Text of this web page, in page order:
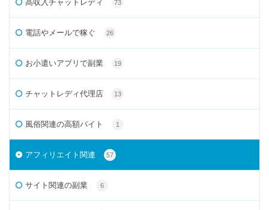
高収入チャットレディ 73
電話やメールで稼ぐ 26
お小遣いアプリで副業 19
チャットレディ代理店 13
風俗関連の高額バイト 1
アフィリエイト関連 57
サイト関連の副業 6